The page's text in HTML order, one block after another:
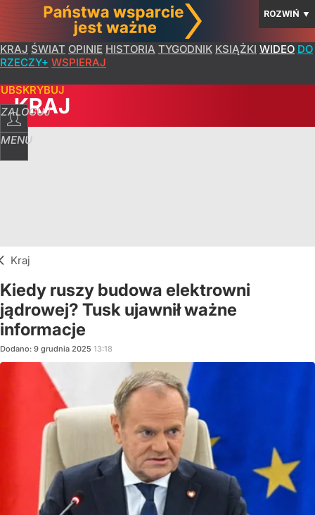
ROZWIŃ ▼
KRAJ ŚWIAT OPINIE HISTORIA TYGODNIK KSIĄŻKI WIDEO DO
RZECZY+ WSPIERAJ
ZALOGUJ
MENU
KRAJ
Kraj
Kiedy ruszy budowa elektrowni
jądrowej? Tusk ujawnił ważne
informacje
Dodano: 9 grudnia 2025 13:18